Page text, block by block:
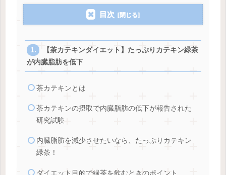
目次
【茶カテキンダイエット】たっぷりカテキン緑茶
が内臓脂肪を低下
茶カテキンとは
茶カテキンの摂取で内臓脂肪の低下が報告された
研究試験
内臓脂肪を減少させたいなら、たっぷりカテキン
緑茶！
ダイエット目的で緑茶を飲むときのポイント